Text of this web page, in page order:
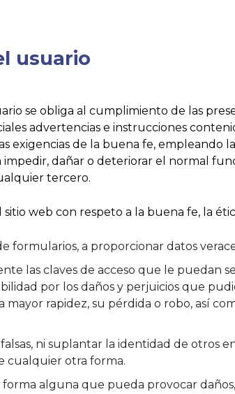
usuario
se obliga al cumplimiento de las
advertencias e instrucciones
exigencias de la buena fe,
dañar o deteriorar el normal
tercero.
sitio web con respeto a la buena fe, la
formularios, a proporcionar datos
las claves de acceso que le puedan
por los daños y perjuicios que
mayor rapidez, su pérdida o robo, así
ni suplantar la identidad de otros
cualquier otra forma.
forma alguna que pueda provocar